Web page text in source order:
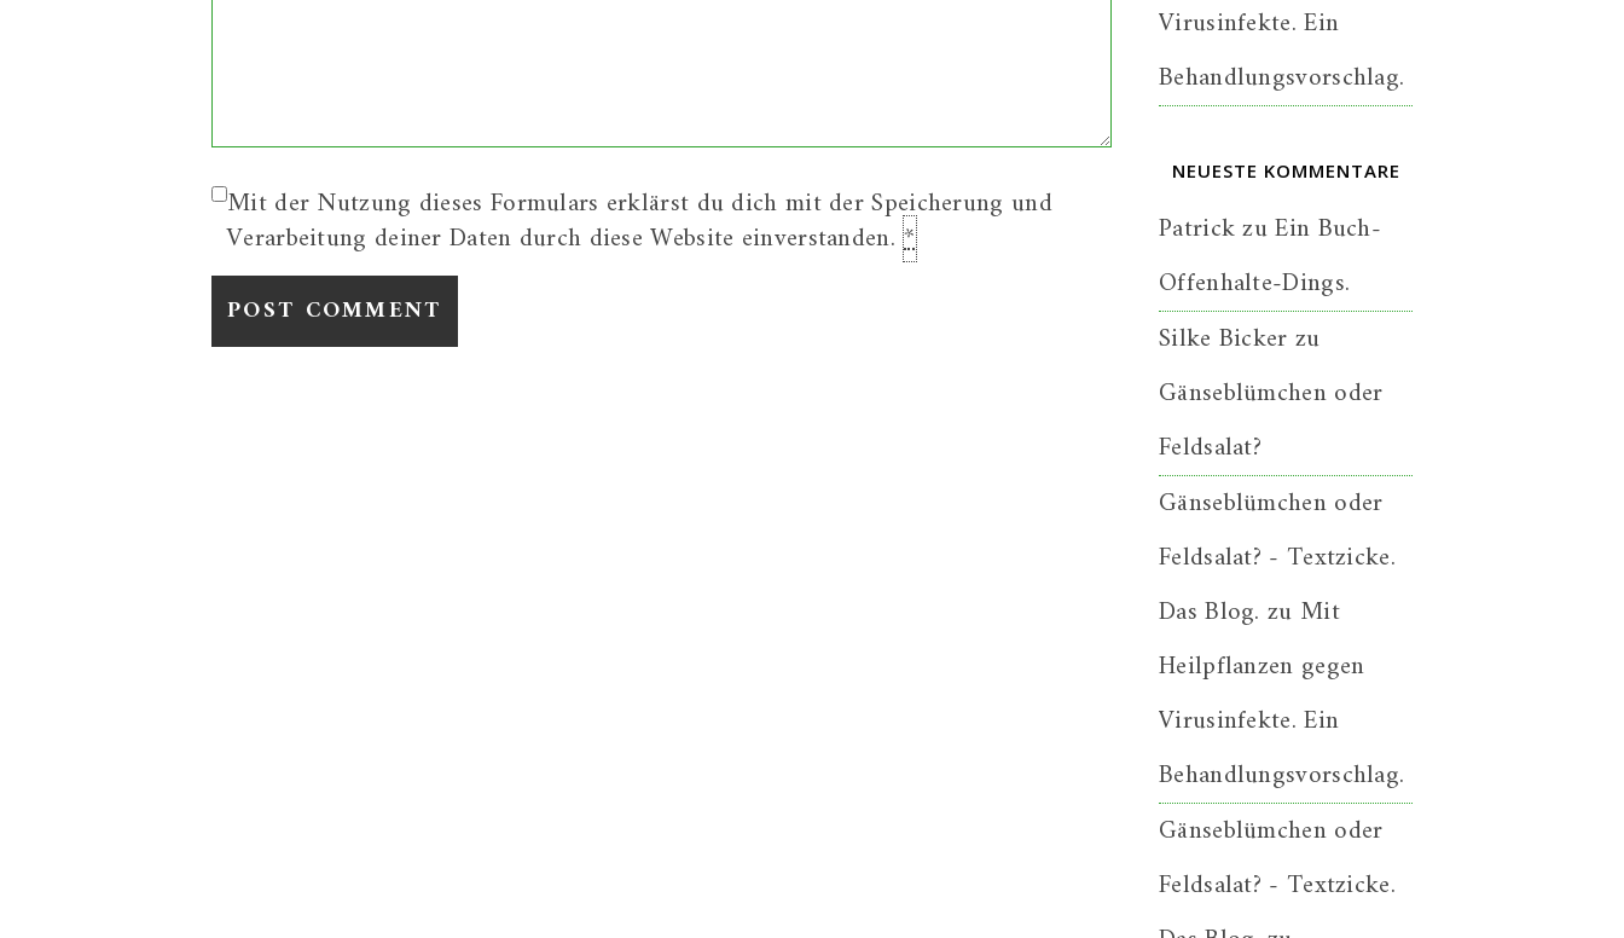
Mit der Nutzung dieses Formulars erklärst du dich mit der Speicherung und
Verarbeitung deiner Daten durch diese Website einverstanden.*
Virusinfekte. Ein
Behandlungsvorschlag.
NEUESTE KOMMENTARE
PatrickzuEin Buch-
Offenhalte-Dings.
Silke Bickerzu
Gänseblümchen oder
Feldsalat?
Gänseblümchen oder
Feldsalat? - Textzicke.
Das Blog. zu Mit
Heilpflanzen gegen
Virusinfekte. Ein
Behandlungsvorschlag.
Gänseblümchen oder
Feldsalat? - Textzicke.